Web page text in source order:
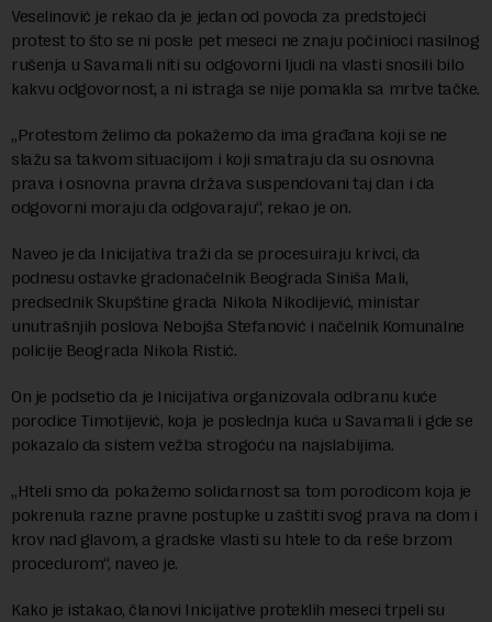
Veselinović je rekao da je jedan od povoda za predstojeći
protest to što se ni posle pet meseci ne znaju počinioci nasilnog
rušenja u Savamali niti su odgovorni ljudi na vlasti snosili bilo
kakvu odgovornost, a ni istraga se nije pomakla sa mrtve tačke.
„Protestom želimo da pokažemo da ima građana koji se ne
slažu sa takvom situacijom i koji smatraju da su osnovna
prava i osnovna pravna država suspendovani taj dan i da
odgovorni moraju da odgovaraju“, rekao je on.
Naveo je da Inicijativa traži da se procesuiraju krivci, da
podnesu ostavke gradonačelnik Beograda Siniša Mali,
predsednik Skupštine grada Nikola Nikodijević, ministar
unutrašnjih poslova Nebojša Stefanović i načelnik Komunalne
policije Beograda Nikola Ristić.
On je podsetio da je Inicijativa organizovala odbranu kuće
porodice Timotijević, koja je poslednja kuća u Savamali i gde se
pokazalo da sistem vežba strogoću na najslabijima.
„Hteli smo da pokažemo solidarnost sa tom porodicom koja je
pokrenula razne pravne postupke u zaštiti svog prava na dom i
krov nad glavom, a gradske vlasti su htele to da reše brzom
procedurom“, naveo je.
Kako je istakao, članovi Inicijative proteklih meseci trpeli su